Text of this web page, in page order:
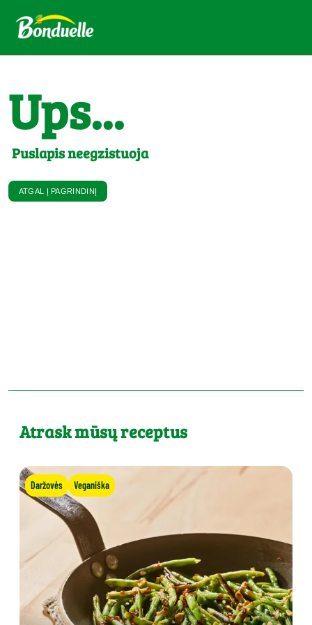
Ups...
Puslapis neegzistuoja
ATGAL Į PAGRINDINĮ
Atrask mūsų receptus
Daržovės Veganiška